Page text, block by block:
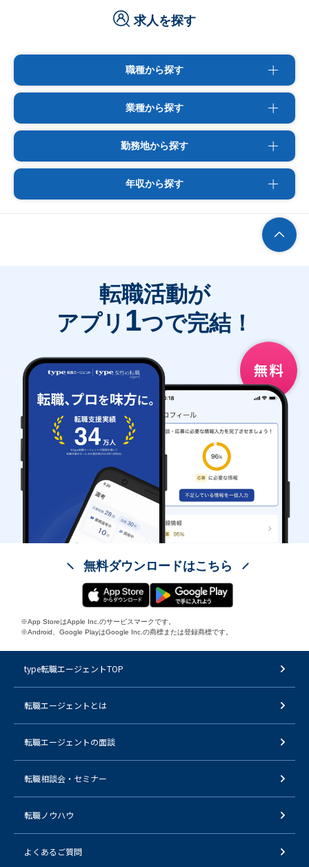
求人を探す
職種から探す
業種から探す
勤務地から探す
年収から探す
転職活動が
アプリ 1つで完結！
無料ダウンロードはこちら
※App StoreはApple Inc.のサービスマークです。
※Android、Google PlayはGoogle Inc.の商標または登録商標です。
type転職エージェントTOP
転職エージェントとは
転職エージェントの面談
転職相談会・セミナー
転職ノウハウ
よくあるご質問